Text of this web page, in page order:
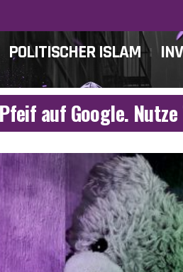
POLITISCHER ISLAM
Pfeif auf Google. Nutze